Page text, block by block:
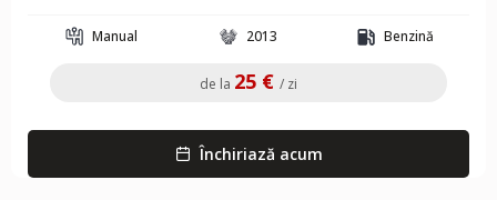
Manual 2013 Benzină
de la 25 € / zi
Închiriază acum